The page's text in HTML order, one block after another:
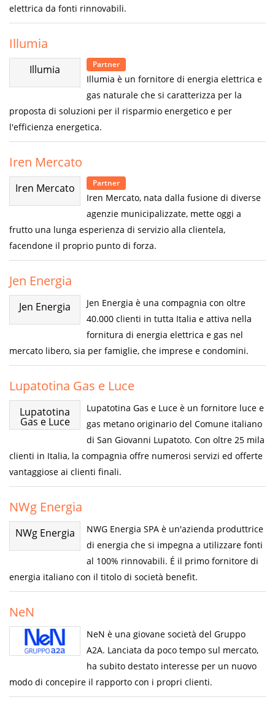
elettrica da fonti rinnovabili.
Illumia
Partner
Illumia
Illumia è un fornitore di energia elettrica e
gas naturale che si caratterizza per la
proposta di soluzioni per il risparmio energetico e per
l'efficienza energetica.
Iren Mercato
Partner
Iren Mercato
Iren Mercato, nata dalla fusione di diverse
agenzie municipalizzate, mette oggi a
frutto una lunga esperienza di servizio alla clientela,
facendone il proprio punto di forza.
Jen Energia
Jen Energia
Jen Energia è una compagnia con oltre
40.000 clienti in tutta Italia e attiva nella
fornitura di energia elettrica e gas nel
mercato libero, sia per famiglie, che imprese e condomini.
Lupatotina Gas e Luce
Lupatotina
Gas e Luce
Lupatotina Gas e Luce è un fornitore luce e
gas metano originario del Comune italiano
di San Giovanni Lupatoto. Con oltre 25 mila
clienti in Italia, la compagnia offre numerosi servizi ed offerte
vantaggiose ai clienti finali.
NWg Energia
NWg Energia
NWG Energia SPA è un'azienda produttrice
di energia che si impegna a utilizzare fonti
al 100% rinnovabili. É il primo fornitore di
energia italiano con il titolo di società benefit.
NeN
NeN è una giovane società del Gruppo
A2A. Lanciata da poco tempo sul mercato,
ha subito destato interesse per un nuovo
modo di concepire il rapporto con i propri clienti.